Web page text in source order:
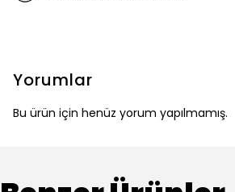
Yorumlar
Bu ürün için henüz yorum yapılmamış.